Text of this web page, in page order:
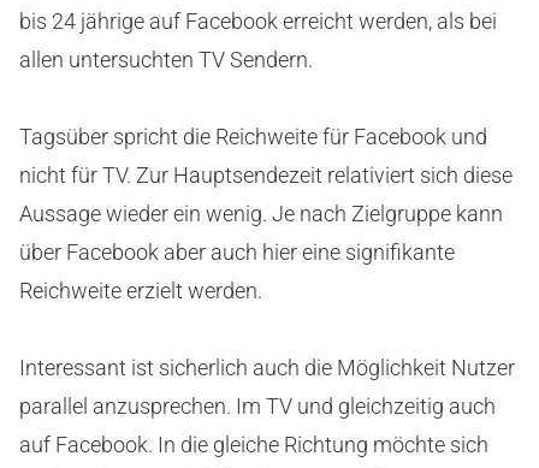
bis 24 jährige auf Facebook erreicht werden, als bei
allen untersuchten TV Sendern.
Tagsüber spricht die Reichweite für Facebook und
nicht für TV. Zur Hauptsendezeit relativiert sich diese
Aussage wieder ein wenig. Je nach Zielgruppe kann
über Facebook aber auch hier eine signifikante
Reichweite erzielt werden.
Interessant ist sicherlich auch die Möglichkeit Nutzer
parallel anzusprechen. Im TV und gleichzeitig auch
auf Facebook. In die gleiche Richtung möchte sich